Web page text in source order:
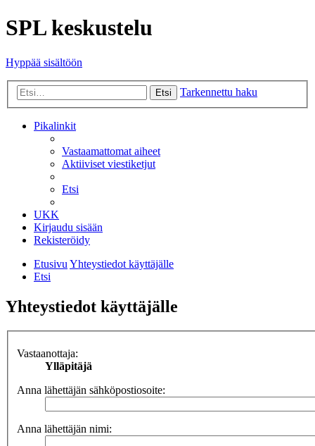
SPL keskustelu
Hyppää sisältöön
Etsi Tarkennettu haku
Pikalinkit
Vastaamattomat aiheet
Aktiiviset viestiketjut
Etsi
UKK
Kirjaudu sisään
Rekisteröidy
EtusivuYhteystiedot käyttäjälle
Etsi
Yhteystiedot käyttäjälle
Vastaanottaja:
Ylläpitäjä
Anna lähettäjän sähköpostiosoite:
Anna lähettäjän nimi: